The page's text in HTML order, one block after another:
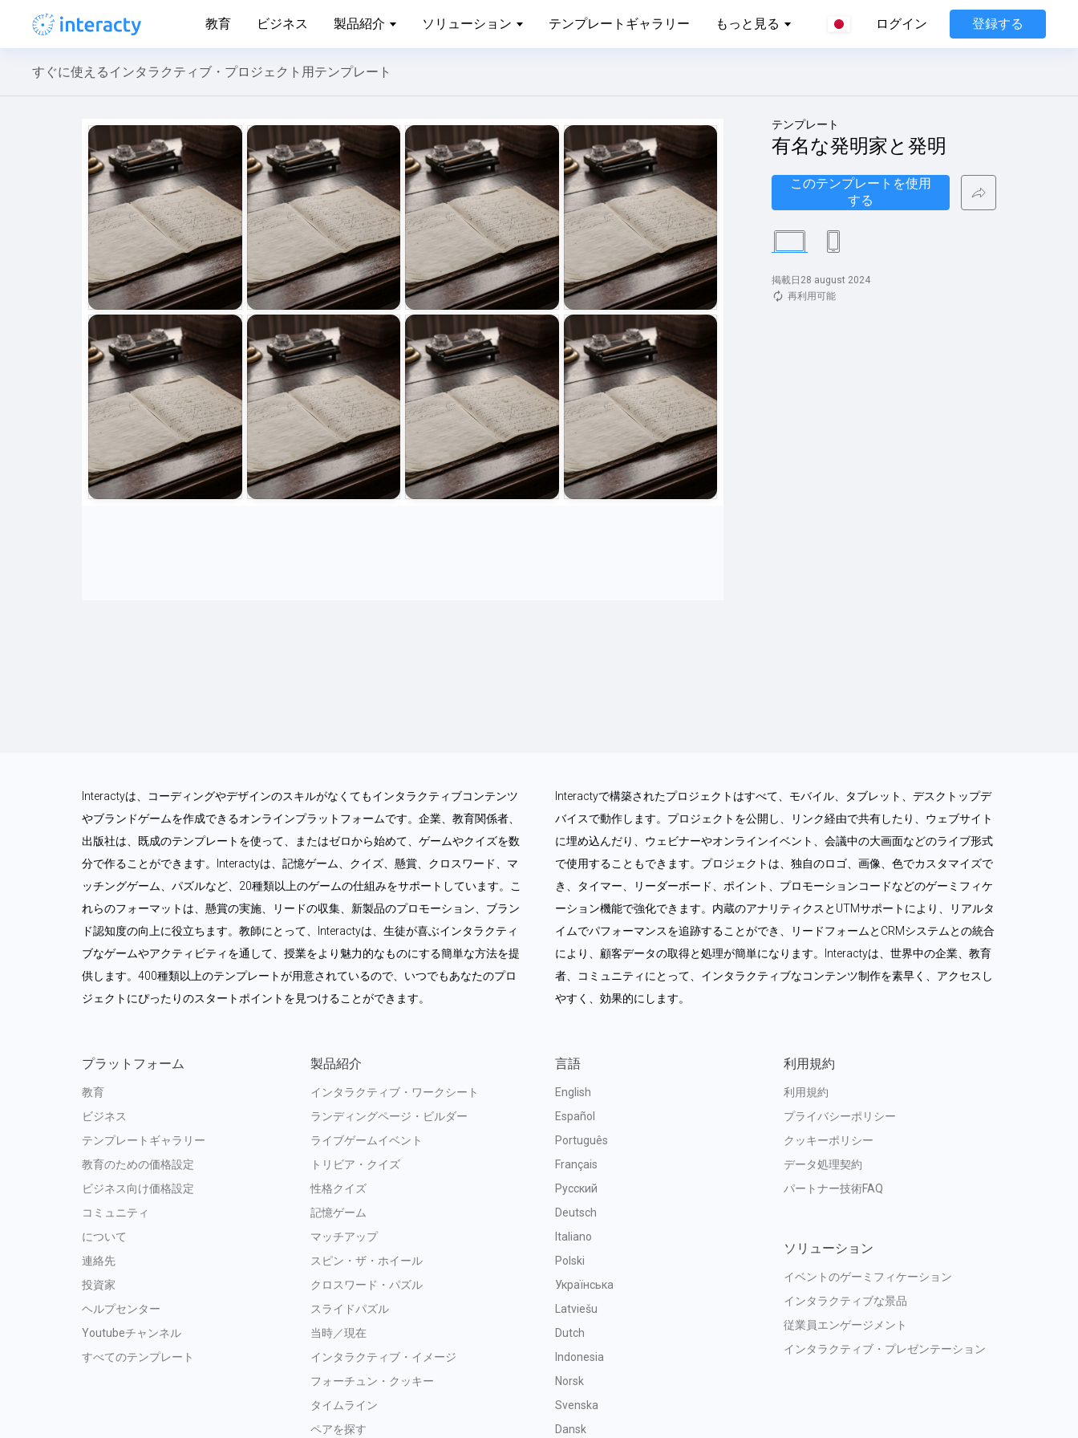
教育 ビジネス 製品紹介 ソリューション テンプレートギャラリー もっと見る ログイン 登録する
すぐに使えるインタラクティブ・プロジェクト用テンプレート
テンプレート
有名な発明家と発明
このテンプレートを使用
する
掲載日28 august 2024
再利用可能
Interactyは、コーディングやデザインのスキルがなくてもインタラクティブコンテンツ
やブランドゲームを作成できるオンラインプラットフォームです。企業、教育関係者、
出版社は、既成のテンプレートを使って、またはゼロから始めて、ゲームやクイズを数
分で作ることができます。Interactyは、記憶ゲーム、クイズ、懸賞、クロスワード、マ
ッチングゲーム、パズルなど、20種類以上のゲームの仕組みをサポートしています。こ
れらのフォーマットは、懸賞の実施、リードの収集、新製品のプロモーション、ブラン
ド認知度の向上に役立ちます。教師にとって、Interactyは、生徒が喜ぶインタラクティ
ブなゲームやアクティビティを通して、授業をより魅力的なものにする簡単な方法を提
供します。400種類以上のテンプレートが用意されているので、いつでもあなたのプロ
ジェクトにぴったりのスタートポイントを見つけることができます。
Interactyで構築されたプロジェクトはすべて、モバイル、タブレット、デスクトップデ
バイスで動作します。プロジェクトを公開し、リンク経由で共有したり、ウェブサイト
に埋め込んだり、ウェビナーやオンラインイベント、会議中の大画面などのライブ形式
で使用することもできます。プロジェクトは、独自のロゴ、画像、色でカスタマイズで
き、タイマー、リーダーボード、ポイント、プロモーションコードなどのゲーミフィケ
ーション機能で強化できます。内蔵のアナリティクスとUTMサポートにより、リアルタ
イムでパフォーマンスを追跡することができ、リードフォームとCRMシステムとの統合
により、顧客データの取得と処理が簡単になります。Interactyは、世界中の企業、教育
者、コミュニティにとって、インタラクティブなコンテンツ制作を素早く、アクセスし
やすく、効果的にします。
プラットフォーム
教育
ビジネス
テンプレートギャラリー
教育のための価格設定
ビジネス向け価格設定
コミュニティ
について
連絡先
投資家
ヘルプセンター
Youtubeチャンネル
すべてのテンプレート
製品紹介
インタラクティブ・ワークシート
ランディングページ・ビルダー
ライブゲームイベント
トリビア・クイズ
性格クイズ
記憶ゲーム
マッチアップ
スピン・ザ・ホイール
クロスワード・パズル
スライドパズル
当時／現在
インタラクティブ・イメージ
フォーチュン・クッキー
タイムライン
ペアを探す
言語
English
Español
Português
Français
Русский
Deutsch
Italiano
Polski
Українська
Latviešu
Dutch
Indonesia
Norsk
Svenska
Dansk
利用規約
利用規約
プライバシーポリシー
クッキーポリシー
データ処理契約
パートナー技術FAQ
ソリューション
イベントのゲーミフィケーション
インタラクティブな景品
従業員エンゲージメント
インタラクティブ・プレゼンテーション